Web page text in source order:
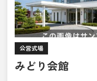
公営式場
みどり会館